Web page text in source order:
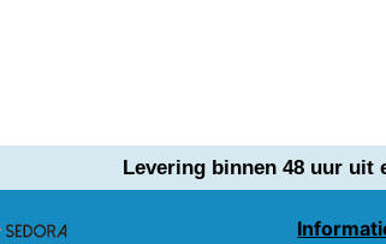
Levering binnen 48 uur uit